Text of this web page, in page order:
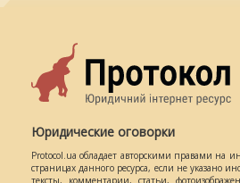
Юридические оговорки
Protocol.ua обладает авторскими правами на
страницах данного ресурса, если не указано
тексты, комментарии, статьи,